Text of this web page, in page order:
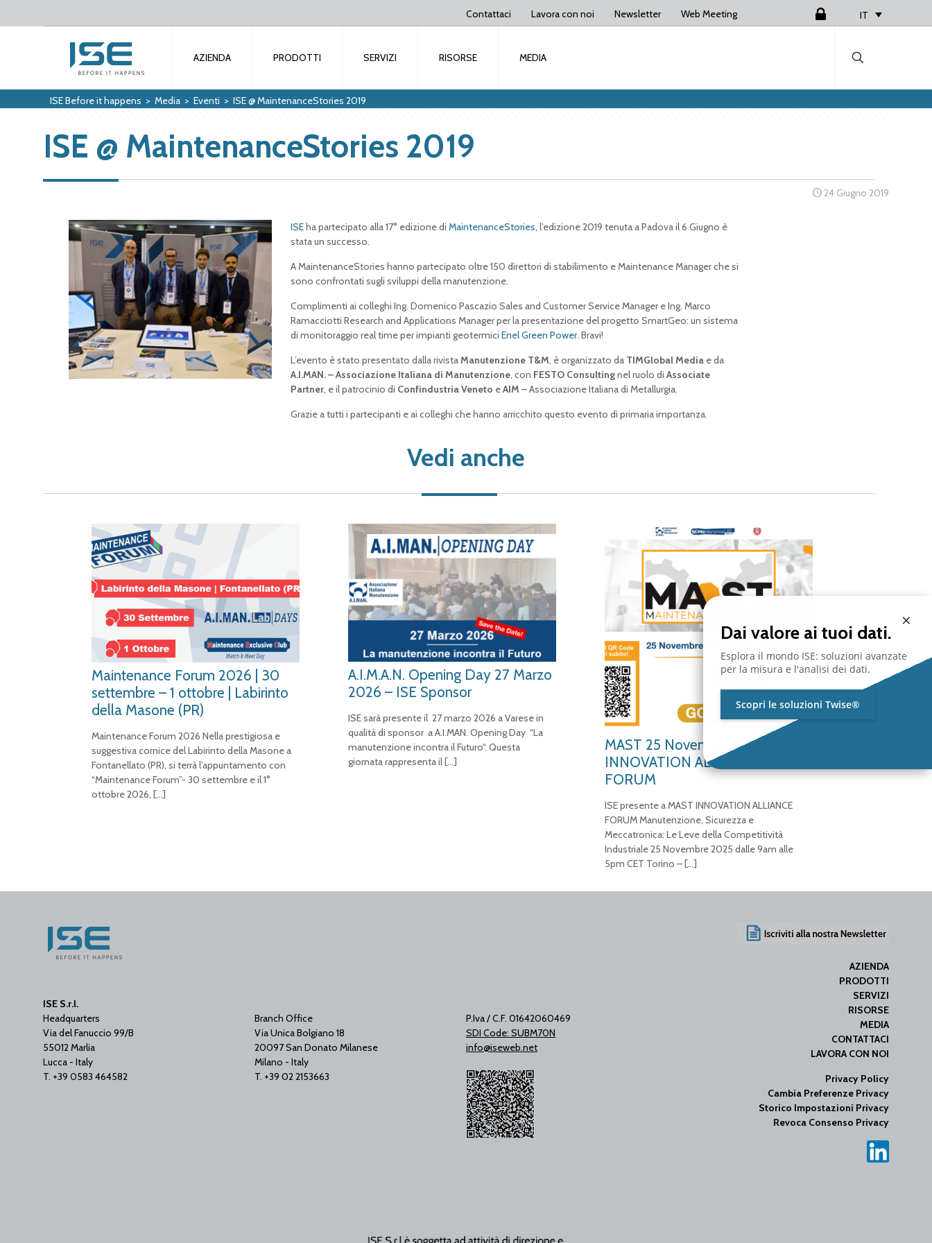
Contattaci Lavora con noi Newsletter Web Meeting IT
AZIENDA PRODOTTI SERVIZI RISORSE MEDIA
ISE Before it happens > Media > Eventi > ISE @ MaintenanceStories 2019
ISE @ MaintenanceStories 2019
24 Giugno 2019
ISEha partecipato alla 17° edizione di MaintenanceStories, l’edizione 2019 tenuta a Padova il 6 Giugno è
stata un successo.
A MaintenanceStories hanno partecipato oltre 150 direttori di stabilimento e Maintenance Manager che si
sono confrontati sugli sviluppi della manutenzione.
Complimenti ai colleghi Ing. Domenico Pascazio Sales and Customer Service Manager e Ing. Marco
Ramacciotti Research and Applications Manager per la presentazione del progetto SmartGeo: un sistema
di monitoraggio real time per impianti geotermici Enel Green Power. Bravi!
L’evento è stato presentato dalla rivistaManutenzione T&M, è organizzato da TIMGlobal Media e da
A.I.MAN. – Associazione Italiana di Manutenzione, con FESTO Consultingnel ruolo di Associate
Partner, e il patrocinio di Confindustria Veneto eAIM – Associazione Italiana di Metallurgia.
Grazie a tutti i partecipanti e ai colleghi che hanno arricchito questo evento di primaria importanza.
Vedi anche
Maintenance Forum 2026 | 30
settembre – 1 ottobre | Labirinto
della Masone (PR)
Maintenance Forum 2026 Nella prestigiosa e
suggestiva cornice del Labirinto della Masone a
Fontanellato (PR), si terrà l’appuntamento con
“Maintenance Forum”- 30 settembre e il 1°
ottobre 2026, […]
A.I.M.A.N. Opening Day 27 Marzo
2026 – ISE Sponsor
ISE sarà presente il 27 marzo 2026 a Varese in
qualità di sponsor a A.I.MAN. Opening Day “La
manutenzione incontra il Futuro“. Questa
giornata rappresenta il […]
MAST 25 Novembre 2025 –
INNOVATION ALLIANCE
FORUM
ISE presente a MAST INNOVATION ALLIANCE
FORUM Manutenzione, Sicurezza e
Meccatronica: Le Leve della Competitività
Industriale 25 Novembre 2025 dalle 9am alle
5pm CET Torino –[…]
ISE S.r.l.
Headquarters
Via del Fanuccio 99/B
55012 Marlia
Lucca - Italy
T. +39 0583 464582
Branch Office
Via Unica Bolgiano 18
20097 San Donato Milanese
Milano - Italy
T. +39 02 2153663
P.Iva / C.F. 01642060469
SDI Code: SUBM70N
info@iseweb.net
AZIENDA
PRODOTTI
SERVIZI
RISORSE
MEDIA
CONTATTACI
LAVORA CON NOI
Privacy Policy
Cambia Preferenze Privacy
Storico Impostazioni Privacy
Revoca Consenso Privacy
×
Dai valore ai tuoi dati.
Esplora il mondo ISE: soluzioni avanzate
per la misura e l'analisi dei dati.
Scopri le soluzioni Twise®